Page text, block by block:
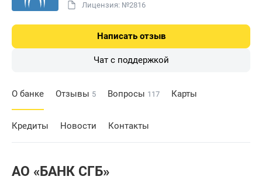
Лицензия: №2816
Написать отзыв
Чат с поддержкой
О банке Отзывы 5 Вопросы 117 Карты
Кредиты Новости Контакты
АО «БАНК СГБ»